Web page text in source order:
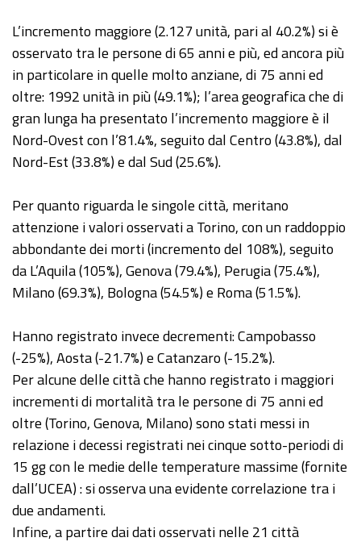
L’incremento maggiore (2.127 unità, pari al 40.2%) si è
osservato tra le persone di 65 anni e più, ed ancora più
in particolare in quelle molto anziane, di 75 anni ed
oltre: 1992 unità in più (49.1%); l’area geografica che di
gran lunga ha presentato l’incremento maggiore è il
Nord-Ovest con l’81.4%, seguito dal Centro (43.8%), dal
Nord-Est (33.8%) e dal Sud (25.6%).
Per quanto riguarda le singole città, meritano
attenzione i valori osservati a Torino, con un raddoppio
abbondante dei morti (incremento del 108%), seguito
da L’Aquila (105%), Genova (79.4%), Perugia (75.4%),
Milano (69.3%), Bologna (54.5%) e Roma (51.5%).
Hanno registrato invece decrementi: Campobasso
(-25%), Aosta (-21.7%) e Catanzaro (-15.2%).
Per alcune delle città che hanno registrato i maggiori
incrementi di mortalità tra le persone di 75 anni ed
oltre (Torino, Genova, Milano) sono stati messi in
relazione i decessi registrati nei cinque sotto-periodi di
15 gg con le medie delle temperature massime (fornite
dall’UCEA) : si osserva una evidente correlazione tra i
due andamenti.
Infine, a partire dai dati osservati nelle 21 città